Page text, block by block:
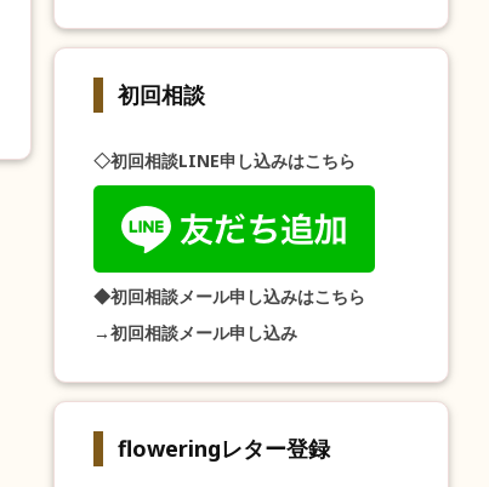
初回相談
◇初回相談LINE申し込みはこちら
◆初回相談メール申し込みはこちら
→初回相談メール申し込み
floweringレター登録